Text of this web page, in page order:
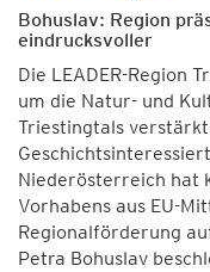
Bohuslav: Region
eindrucksvoller
Die LEADER-Region
um die Natur- und
Triestingtals
Niederösterreich hat
Vorhabens aus EU-
Regionalförderung
Petra Bohuslav